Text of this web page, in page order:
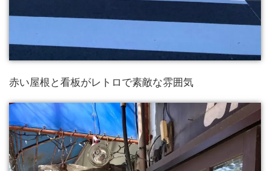
赤い屋根と看板がレトロで素敵な雰囲気